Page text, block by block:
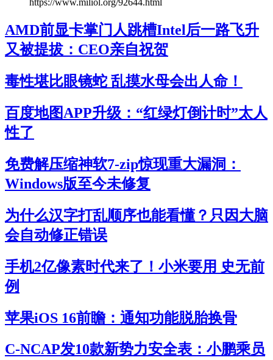
https://www.miliol.org/92644.html
AMD前显卡掌门人跳槽Intel后一路飞升
又被提拔：CEO亲自祝贺
毒性堪比眼镜蛇 乱摸水母会出人命！
百度地图APP升级：“红绿灯倒计时”太人
性了
免费解压缩神软7-zip惊现重大漏洞：
Windows版至今未修复
为什么汉字打乱顺序也能看懂？只因大脑
会自动修正错误
手机2亿像素时代来了！小米要用 史无前
例
苹果iOS 16前瞻：通知功能脱胎换骨
C-NCAP发10款新势力安全表：小鹏乘员